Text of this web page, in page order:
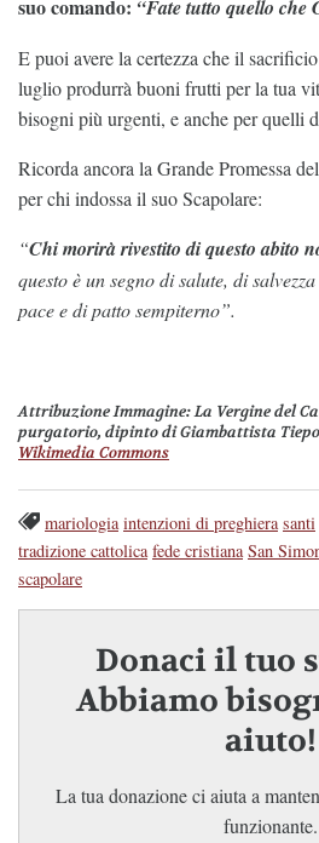
suo comando: “Fate tutto quello che
E puoi avere la certezza che il
luglio produrrà buoni frutti per la tua
bisogni più urgenti, e anche per quelli
Ricorda ancora la Grande Promessa
per chi indossa il suo Scapolare:
“Chi morirà rivestito di questo abito
questo è un segno di salute, di
pace e di patto sempiterno”.
Attribuzione Immagine:La Vergine del
purgatorio, dipinto di Giambattista
Wikimedia Commons
mariologia intenzioni di preghiera santi
tradizione cattolica fede cristiana San
scapolare
Donaci il tuo
Abbiamo
aiuto!
La tua donazione ci aiuta a
funzionante.